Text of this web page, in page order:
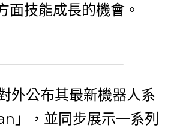
面技能成長的機會。
外公布其最新機器人系
」，並同步展示一系列